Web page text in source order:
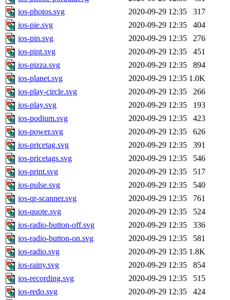
ios-photos.svg
2020-09-29 12:35
317
ios-pie.svg
2020-09-29 12:35
404
ios-pin.svg
2020-09-29 12:35
276
ios-pint.svg
2020-09-29 12:35
451
ios-pizza.svg
2020-09-29 12:35
894
ios-planet.svg
2020-09-29 12:35 1.0K
ios-play-circle.svg
2020-09-29 12:35
266
ios-play.svg
2020-09-29 12:35
193
ios-podium.svg
2020-09-29 12:35
423
ios-power.svg
2020-09-29 12:35
626
ios-pricetag.svg
2020-09-29 12:35
391
ios-pricetags.svg
2020-09-29 12:35
546
ios-print.svg
2020-09-29 12:35
517
ios-pulse.svg
2020-09-29 12:35
540
ios-qr-scanner.svg
2020-09-29 12:35
761
ios-quote.svg
2020-09-29 12:35
524
ios-radio-button-off.svg
2020-09-29 12:35
336
ios-radio-button-on.svg
2020-09-29 12:35
581
ios-radio.svg
2020-09-29 12:35 1.8K
ios-rainy.svg
2020-09-29 12:35
854
ios-recording.svg
2020-09-29 12:35
515
ios-redo.svg
2020-09-29 12:35
424